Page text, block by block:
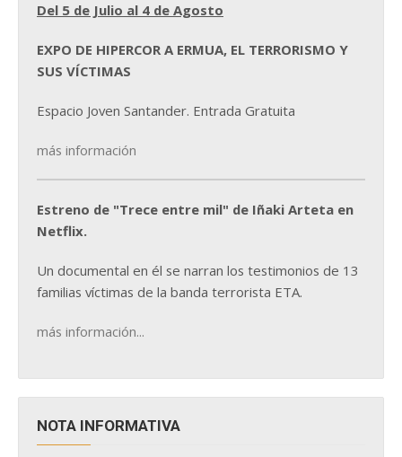
Del 5 de Julio al 4 de Agosto
EXPO DE HIPERCOR A ERMUA, EL TERRORISMO Y
SUS VÍCTIMAS
Espacio Joven Santander. Entrada Gratuita
más información
Estreno de "Trece entre mil" de Iñaki Arteta en
Netflix.
Un documental en él se narran los testimonios de 13
familias víctimas de la banda terrorista ETA.
más información...
NOTA INFORMATIVA